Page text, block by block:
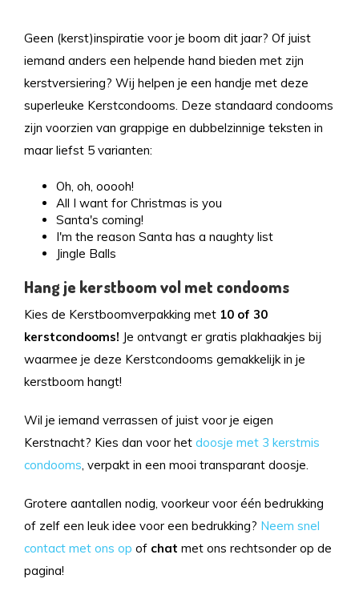
Geen (kerst)inspiratie voor je boom dit jaar? Of juist
iemand anders een helpende hand bieden met zijn
kerstversiering? Wij helpen je een handje met deze
superleuke Kerstcondooms. Deze standaard condooms
zijn voorzien van grappige en dubbelzinnige teksten in
maar liefst 5 varianten:
Oh, oh, ooooh!
All I want for Christmas is you
Santa's coming!
I'm the reason Santa has a naughty list
Jingle Balls
Hang je kerstboom vol met condooms
Kies de Kerstboomverpakking met 10 of 30
kerstcondooms! Je ontvangt er gratis plakhaakjes bij
waarmee je deze Kerstcondooms gemakkelijk in je
kerstboom hangt!
Wil je iemand verrassen of juist voor je eigen
Kerstnacht? Kies dan voor het doosje met 3 kerstmis
condooms, verpakt in een mooi transparant doosje.
Grotere aantallen nodig, voorkeur voor één bedrukking
of zelf een leuk idee voor een bedrukking? Neem snel
contact met ons op of chat met ons rechtsonder op de
pagina!